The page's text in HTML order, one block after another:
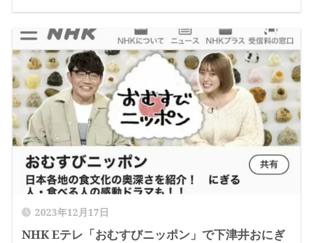
2023年12月17日
NHK Eテレ「おむすびニッポン」で下津井おにぎ